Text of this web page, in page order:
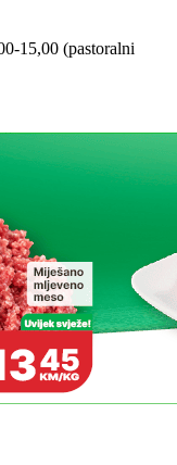
15,00 (pastoralni